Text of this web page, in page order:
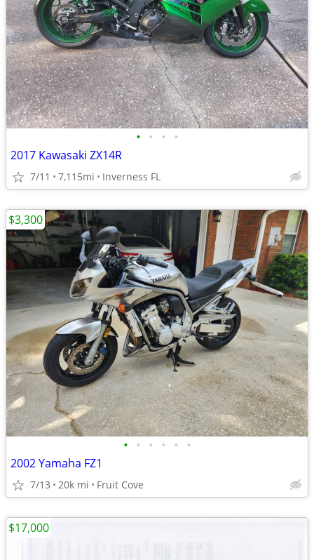
• • • •
2017 Kawasaki ZX14R
7/11 7,115mi Inverness FL
• • • • • •
2002 Yamaha FZ1
7/13 20k mi Fruit Cove
$3,300
$17,000